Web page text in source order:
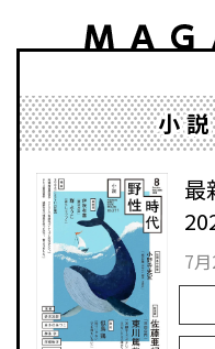
小
最
7